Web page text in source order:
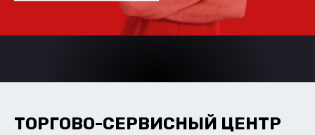
ТОРГОВО-СЕРВИСНЫЙ ЦЕНТР